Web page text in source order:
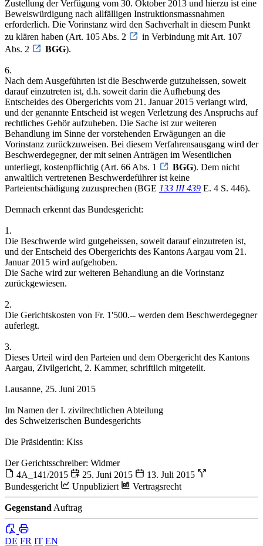
Zustellung der Verfügung vom 30. Oktober 2013 und hierzu ist eine
Beweiswürdigung nach allfälligen Instruktionsmassnahmen
erforderlich. Die Vorinstanz wird den Sachverhalt in diesem Punkt
zu klären haben (Art. 105 Abs. 2
in Verbindung mit Art. 107
Abs. 2
BGG).
6.
Nach dem Ausgeführten ist die Beschwerde gutzuheissen, soweit
darauf einzutreten ist, d.h. soweit darin die Aufhebung des
Entscheides des Obergerichts vom 21. Januar 2015 verlangt wird,
und der genannte Entscheid ist wegen Verletzung des Anspruchs auf
rechtliches Gehör aufzuheben. Die Sache ist zur weiteren
Behandlung im Sinne der vorstehenden Erwägungen an die
Vorinstanz zurückzuweisen. Bei diesem Verfahrensausgang wird der
Beschwerdegegner, der mit seinen Anträgen im Wesentlichen
unterliegt, kostenpflichtig (Art. 66 Abs. 1
BGG). Dem nicht
anwaltlich vertretenen Beschwerdeführer ist keine
Parteientschädigung zuzusprechen (BGE 133 III 439 E. 4 S. 446).
Demnach erkennt das Bundesgericht:
1.
Die Beschwerde wird gutgeheissen, soweit darauf einzutreten ist,
und der Entscheid des Obergerichts des Kantons Aargau vom 21.
Januar 2015 wird aufgehoben.
Die Sache wird zur weiteren Behandlung an die Vorinstanz
zurückgewiesen.
2.
Die Gerichtskosten von Fr. 1'500.-- werden dem Beschwerdegegner
auferlegt.
3.
Dieses Urteil wird den Parteien und dem Obergericht des Kantons
Aargau, Zivilgericht, 2. Kammer, schriftlich mitgeteilt.
Lausanne, 25. Juni 2015
Im Namen der I. zivilrechtlichen Abteilung
des Schweizerischen Bundesgerichts
Die Präsidentin: Kiss
Der Gerichtsschreiber: Widmer
4A_141/2015
25. Juni 2015
13. Juli 2015
Bundesgericht
Unpubliziert Vertragsrecht
Gegenstand Auftrag
DE FR IT EN